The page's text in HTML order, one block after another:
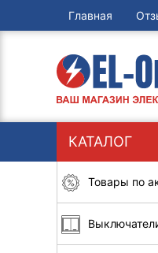
Главная
КАТАЛОГ
Товары по